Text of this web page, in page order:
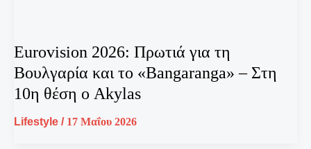
Eurovision 2026: Πρωτιά για τη
Βουλγαρία και το «Bangaranga» – Στη
10η θέση ο Akylas
Lifestyle / 17 Μαΐου 2026